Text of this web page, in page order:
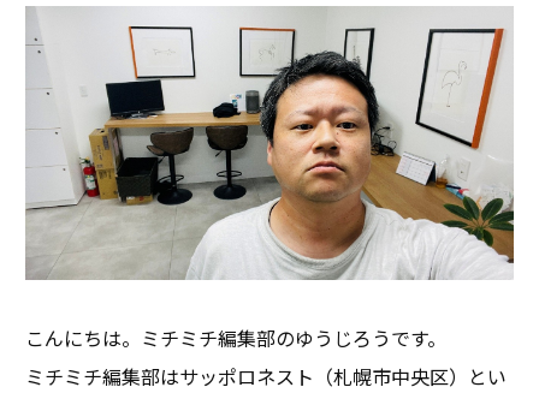
こんにちは。ミチミチ編集部のゆうじろうです。
ミチミチ編集部はサッポロネスト（札幌市中央区）とい